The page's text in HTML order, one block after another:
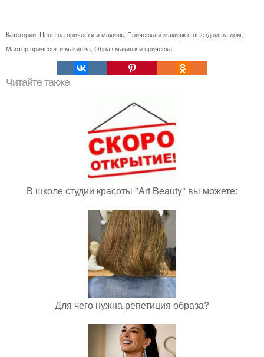
Категории: Цены на прически и макияж Прическа и макияж с выездом на дом
Мастер причесок и макияжа Образ макияж и прическа
Читайте также
В школе студии красоты "Art Beauty" вы можете:
Для чего нужна репетиция образа?